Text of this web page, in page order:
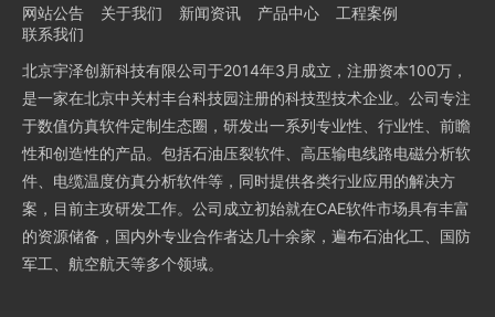
网站公告 关于我们 新闻资讯 产品中心
工程案例
联系我们
北京宇泽创新科技有限公司于2014年3月成立，注册资本100万，
是一家在北京中关村丰台科技园注册的科技型技术企业。公司专注
于数值仿真软件定制生态圈，研发出一系列专业性、行业性、前瞻
性和创造性的产品。包括石油压裂软件、高压输电线路电磁分析软
件、电缆温度仿真分析软件等，同时提供各类行业应用的解决方
案，目前主攻研发工作。公司成立初始就在CAE软件市场具有丰富
的资源储备，国内外专业合作者达几十余家，遍布石油化工、国防
军工、航空航天等多个领域。